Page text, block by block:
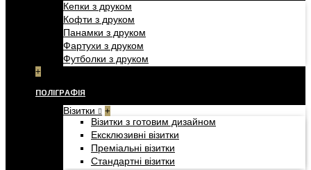
Кепки з друком
Кофти з друком
Панамки з друком
Фартухи з друком
Футболки з друком
+
ПОЛІГРАФІЯ
Візитки +
Візитки з готовим дизайном
Ексклюзивні візитки
Преміальні візитки
Стандартні візитки